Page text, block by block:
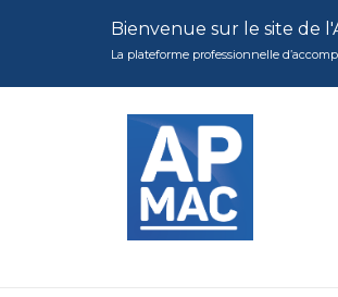
Bienvenue sur le site de
La plateforme professionnelle